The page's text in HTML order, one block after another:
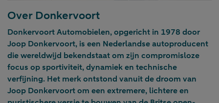
Over Donkervoort
Donkervoort Automobielen, opgericht in 1978 door
Joop Donkervoort, is een Nederlandse autoproducent
die wereldwijd bekendstaat om zijn compromisloze
focus op sportiviteit, dynamiek en technische
verfijning. Het merk ontstond vanuit de droom van
Joop Donkervoort om een extremere, lichtere en